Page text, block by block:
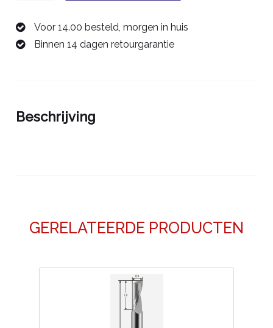
0068003E
aantal
Voor 14.00 besteld, morgen in huis
Binnen 14 dagen retourgarantie
Beschrijving
GERELATEERDE PRODUCTEN